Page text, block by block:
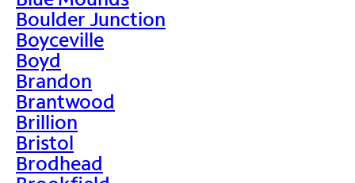
Boulder Junction
Boyceville
Boyd
Brandon
Brantwood
Brillion
Bristol
Brodhead